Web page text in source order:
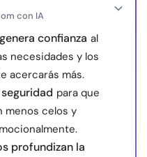
reservados.
con IA
confianza al
necesidades y los
acercarás más.
para que
menos celos y
profundizan la